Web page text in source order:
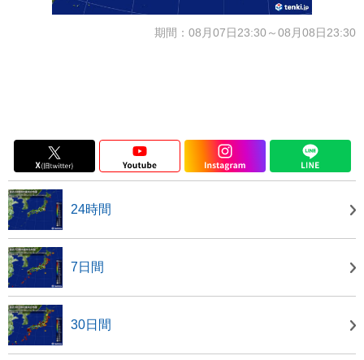
期間：08月07日23:30～08月08日23:30
24時間
7日間
30日間